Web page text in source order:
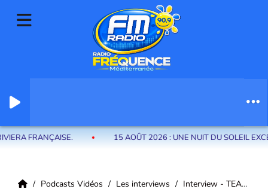
Radio Fréquence Méditerranée la radio de menton et des communes de
FRANÇAISE. 15 AOÛT 2026 : UNE NUIT DU SOLEIL
Podcasts Vidéos Les interviews Interview - TEAM MB375